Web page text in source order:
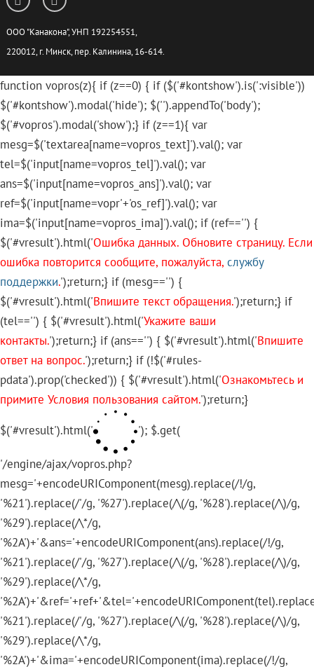
ООО "Канакона", УНП 192254551,
220012, г. Минск, пер. Калинина, 16-614.
function vopros(z){ if (z==0) { if ($('#kontshow').is(':visible'))
$('#kontshow').modal('hide'); $('').appendTo('body');
$('#vopros').modal('show');} if (z==1){ var
mesg=$('textarea[name=vopros_text]').val(); var
tel=$('input[name=vopros_tel]').val(); var
ans=$('input[name=vopros_ans]').val(); var
ref=$('input[name=vopr'+'os_ref]').val(); var
ima=$('input[name=vopros_ima]').val(); if (ref=='') {
$('#vresult').html('Ошибка данных. Обновите страницу. Если
ошибка повторится сообщите, пожалуйста, службу
поддержки.');return;} if (mesg=='') {
$('#vresult').html('Впишите текст обращения.');return;} if
(tel=='') { $('#vresult').html('Укажите ваши
контакты.');return;} if (ans=='') { $('#vresult').html('Впишите
ответ на вопрос.');return;} if (!$('#rules-
pdata').prop('checked')) { $('#vresult').html('Ознакомьтесь и
примите Условия пользования сайтом.');return;}
$('#vresult').html(' '); $.get(
'/engine/ajax/vopros.php?
mesg='+encodeURIComponent(mesg).replace(/!/g,
'%21').replace(/'/g, '%27').replace(/\(/g, '%28').replace(/\)/g,
'%29').replace(/\*/g,
'%2A')+'&ans='+encodeURIComponent(ans).replace(/!/g,
'%21').replace(/'/g, '%27').replace(/\(/g, '%28').replace(/\)/g,
'%29').replace(/\*/g,
'%21').replace(/'/g, '%27').replace(/\(/g, '%28').replace(/\)/g,
'%29').replace(/\*/g,
'%2A')+'&ima='+encodeURIComponent(ima).replace(/!/g,